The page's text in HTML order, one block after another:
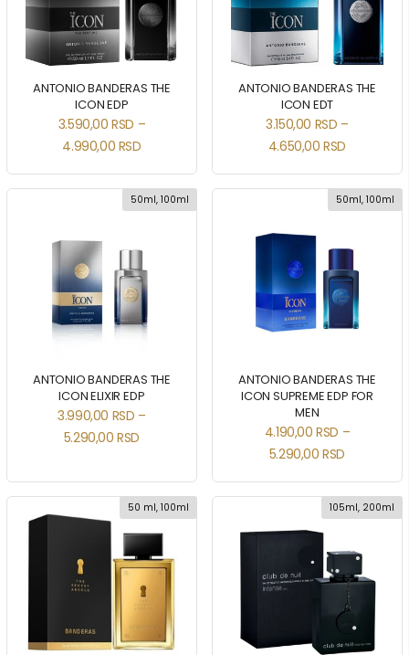
ANTONIO BANDERAS THE
ICON EDP
3.590,00RSD –
4.990,00 RSD
ANTONIO BANDERAS THE
ICON EDT
3.150,00 RSD –
4.650,00RSD
50ml, 100ml
ANTONIO BANDERAS THE
ICON ELIXIR EDP
3.990,00 RSD –
5.290,00RSD
50ml, 100ml
ANTONIO BANDERAS THE
ICON SUPREME EDP FOR
MEN
4.190,00RSD –
5.290,00RSD
50 ml, 100ml 105ml, 200ml